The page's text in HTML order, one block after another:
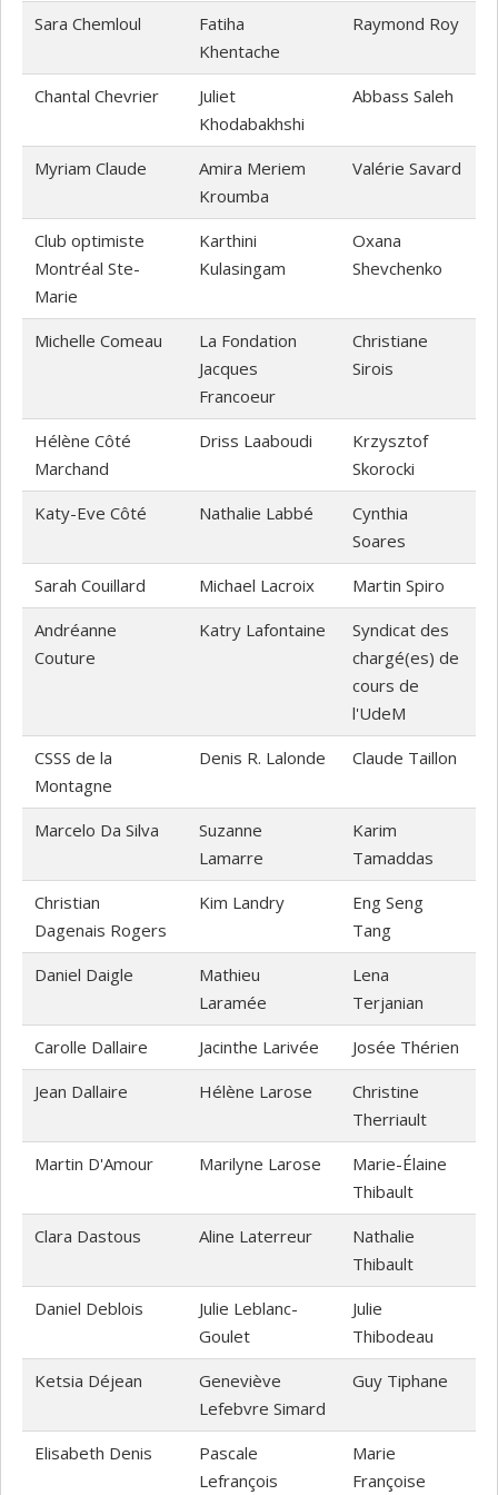
Sara Chemloul
Fatiha
Khentache
Raymond Roy
Chantal Chevrier
Juliet
Khodabakhshi
Abbass Saleh
Myriam Claude
Amira Meriem
Kroumba
Valérie Savard
Club optimiste
Montréal Ste-
Marie
Karthini
Kulasingam
Oxana
Shevchenko
Michelle Comeau
La Fondation
Jacques
Francoeur
Christiane
Sirois
Hélène Côté
Marchand
Driss Laaboudi
Krzysztof
Skorocki
Katy-Eve Côté
Nathalie Labbé
Cynthia
Soares
Sarah Couillard
Michael Lacroix
Martin Spiro
Andréanne
Couture
Katry Lafontaine
Syndicat des
chargé(es) de
cours de
l'UdeM
CSSS de la
Montagne
Denis R. Lalonde Claude Taillon
Marcelo Da Silva
Suzanne
Lamarre
Karim
Tamaddas
Christian
Dagenais Rogers
Kim Landry
Eng Seng
Tang
Daniel Daigle
Mathieu
Laramée
Lena
Terjanian
Carolle Dallaire
Jacinthe Larivée
Josée Thérien
Jean Dallaire
Hélène Larose
Christine
Therriault
Martin D'Amour
Marilyne Larose
Marie-Élaine
Thibault
Clara Dastous
Aline Laterreur
Nathalie
Thibault
Daniel Deblois
Julie Leblanc-
Goulet
Julie
Thibodeau
Ketsia Déjean
Geneviève
Lefebvre Simard
Guy Tiphane
Elisabeth Denis
Pascale
Lefrançois
Marie
Françoise